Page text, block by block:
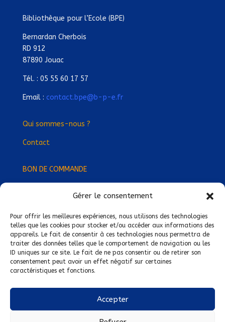
Gérer le consentement
Pour offrir les meilleures expériences, nous utilisons des technologies
telles que les cookies pour stocker et/ou accéder aux informations des
appareils. Le fait de consentir à ces technologies nous permettra de
traiter des données telles que le comportement de navigation ou les
ID uniques sur ce site. Le fait de ne pas consentir ou de retirer son
consentement peut avoir un effet négatif sur certaines
caractéristiques et fonctions.
Accepter
Bibliothèque pour l’Ecole (BPE)
Bernardan Cherbois
RD 912
87890 Jouac
Tél. : 05 55 60 17 57
Email : contact.bpe@b-p-e.fr
Qui sommes-nous ?
Contact
BON DE COMMANDE
Devenez Délégué·e Régional·e !
Trouvez-nous près de chez vous !
Mentions légales
Conditions générales de vente
Politique de confidentialité